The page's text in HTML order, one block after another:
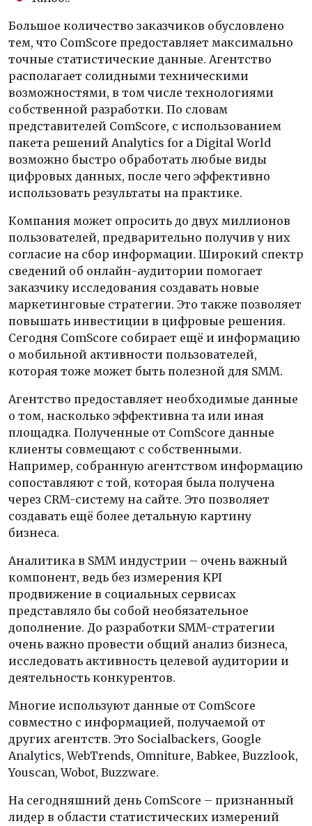
Большое количество заказчиков обусловлено
тем, что ComScore предоставляет максимально
точные статистические данные. Агентство
располагает солидными техническими
возможностями, в том числе технологиями
собственной разработки. По словам
представителей ComScore, с использованием
пакета решений Analytics for a Digital World
возможно быстро обработать любые виды
цифровых данных, после чего эффективно
использовать результаты на практике.
Компания может опросить до двух миллионов
пользователей, предварительно получив у них
согласие на сбор информации. Широкий спектр
сведений об онлайн-аудитории помогает
заказчику исследования создавать новые
маркетинговые стратегии. Это также позволяет
повышать инвестиции в цифровые решения.
Сегодня ComScore собирает ещё и информацию
о мобильной активности пользователей,
которая тоже может быть полезной для SMM.
Агентство предоставляет необходимые данные
о том, насколько эффективна та или иная
площадка. Полученные от ComScore данные
клиенты совмещают с собственными.
Например, собранную агентством информацию
сопоставляют с той, которая была получена
через CRM-систему на сайте. Это позволяет
создавать ещё более детальную картину
бизнеса.
Аналитика в SMM индустрии – очень важный
компонент, ведь без измерения KPI
продвижение в социальных сервисах
представляло бы собой необязательное
дополнение. До разработки SMM-стратегии
очень важно провести общий анализ бизнеса,
исследовать активность целевой аудитории и
деятельность конкурентов.
Многие используют данные от ComScore
совместно с информацией, получаемой от
других агентств. Это Socialbackers, Google
Analytics, WebTrends, Omniture, Babkee, Buzzlook,
Youscan, Wobot, Buzzware.
На сегодняшний день ComScore – признанный
лидер в области статистических измерений